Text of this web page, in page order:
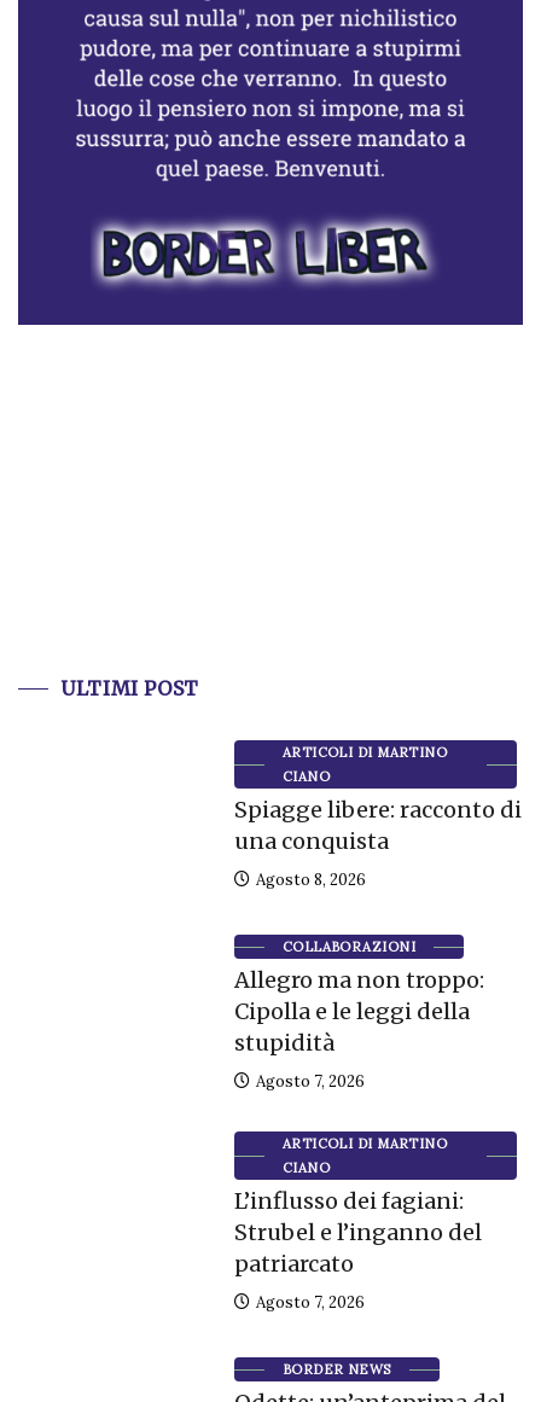
ULTIMI POST
ARTICOLI DI MARTINO
CIANO
Spiagge libere: racconto di
una conquista
Agosto 8, 2026
COLLABORAZIONI
Allegro ma non troppo:
Cipolla e le leggi della
stupidità
Agosto 7, 2026
ARTICOLI DI MARTINO
CIANO
L’influsso dei fagiani:
Strubel e l’inganno del
patriarcato
Agosto 7, 2026
BORDER NEWS